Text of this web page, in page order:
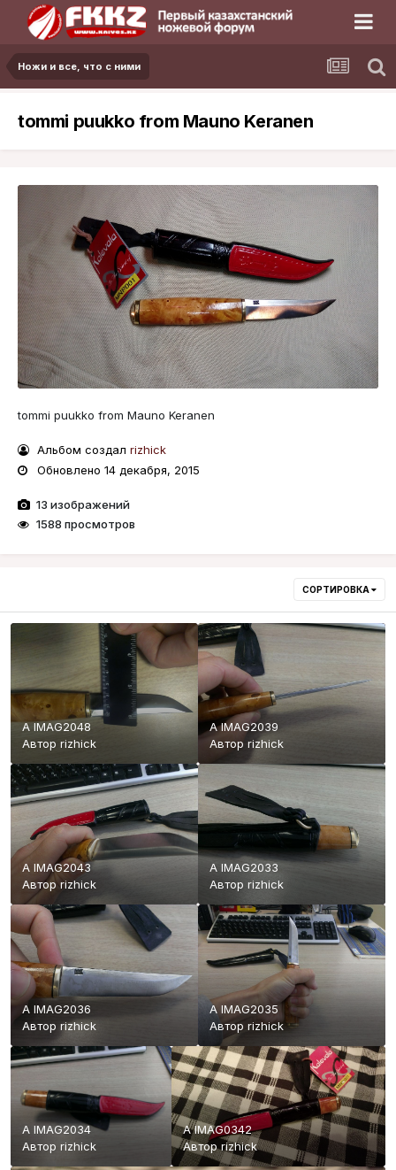
Ножи и все, что с ними
tommi puukko from Mauno Keranen
tommi puukko from Mauno Keranen
Альбом создалrizhick
Обновлено14 декабря, 2015
13 изображений
1588 просмотров
СОРТИРОВКА
A IMAG2048
Автор rizhick
A IMAG2039
Автор rizhick
A IMAG2043
Авторrizhick
A IMAG2033
Автор rizhick
A IMAG2036
Автор rizhick
A IMAG2035
Автор rizhick
A IMAG2034
Автор rizhick
A IMAG0342
Авторrizhick